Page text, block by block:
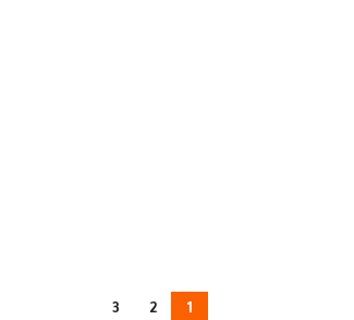
1
2
3